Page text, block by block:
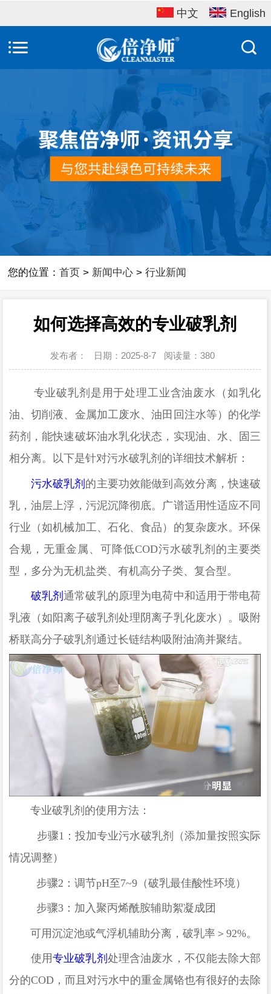
中文 English
您的位置：首页 > 新闻中心 >行业新闻
如何选择高效的专业破乳剂
发布者： 日期：2025-8-7 阅读量： 380
专业破乳剂是用于处理工业含油废水（如乳化
油、切削液、金属加工废水、油田回注水等）的化学
药剂，能快速破坏油水乳化状态，实现油、水、固三
相分离。以下是针对污水破乳剂的详细技术解析：
污水破乳剂 的主要功效能做到 高效分离 ，快速破
乳，油层上浮 ， 污泥沉降彻底。广谱适用性适应不同
行业（如机械加工、石化、食品）的复杂废水。环保
合规 ， 无重金属、可降低COD污水破乳剂的主要类
型 ， 多分为无机盐类、 有机高分子类、 复合型 。
破乳剂通常破乳的原理为电荷中和适用于带电荷
乳液（如阳离子破乳剂处理阴离子乳化废水）。吸附
桥联高分子破乳剂通过长链结构吸附油滴并聚结。
专业破乳剂的使用方法：
步骤1 ：投加专业污水破乳剂 （添加量按照实际
情况调整）
步骤2 ：调节pH至7~9（破乳最佳酸性环境）
步骤3： 加入聚丙烯酰胺辅助絮凝成团
可用沉淀池或气浮机辅助分离， 破乳率＞ 92%。
使用专业破乳剂 处理含油废水，不仅能去除大部
分的COD，而且对污水中的重金属铬也有很好的去除